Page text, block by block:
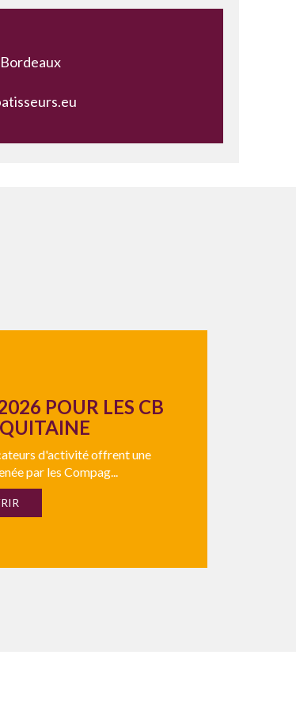
POUR LES CB
d'activité offrent une
par les Compag...